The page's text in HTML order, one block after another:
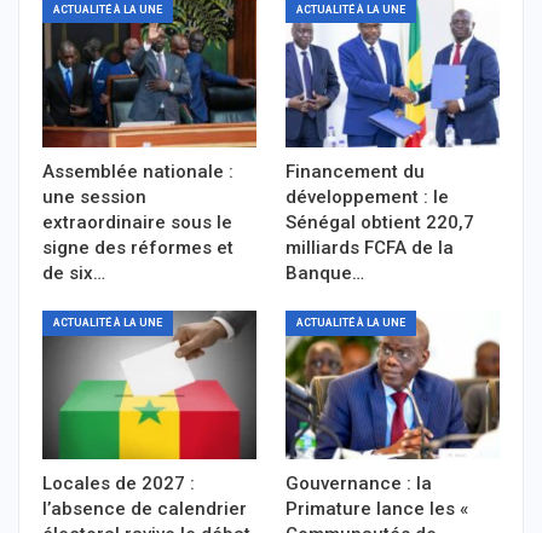
ACTUALITÉ À LA UNE
Assemblée nationale :
une session
extraordinaire sous le
signe des réformes et
de six…
ACTUALITÉ À LA UNE
Financement du
développement : le
Sénégal obtient 220,7
milliards FCFA de la
Banque…
ACTUALITÉ À LA UNE
Locales de 2027 :
l’absence de calendrier
ACTUALITÉ À LA UNE
Gouvernance : la
Primature lance les «